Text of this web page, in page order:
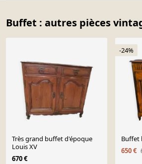
Buffet : autres pièces
Très grand buffet d'époque
Louis XV
670 €
-24%
Buffet
650 €